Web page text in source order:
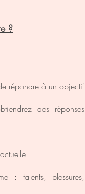
?
répondre à un objectif
des réponses
: talents, blessures,